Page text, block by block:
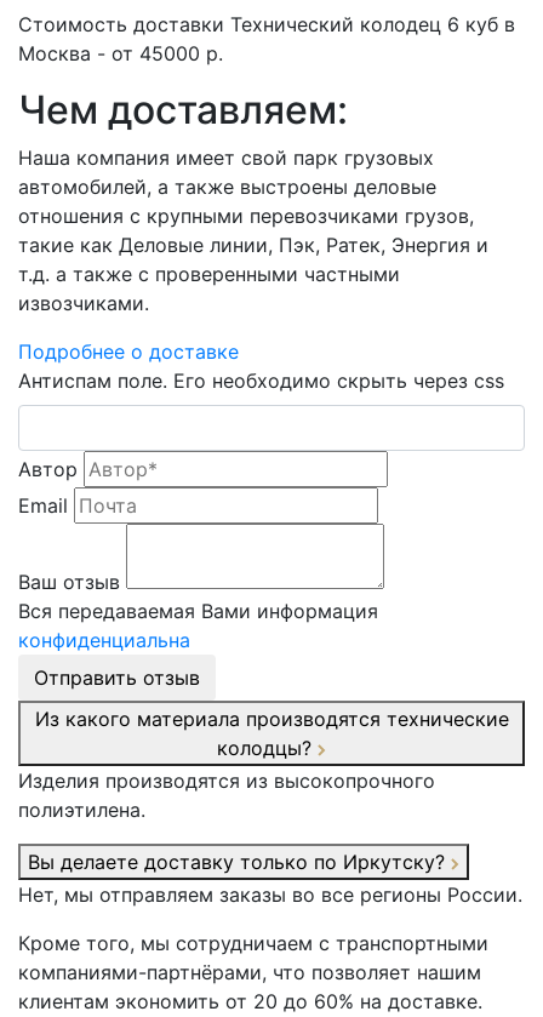
Стоимость доставки Технический колодец 6 куб в
Москва - от 45000 р.
Чем доставляем:
Наша компания имеет свой парк грузовых
автомобилей, а также выстроены деловые
отношения с крупными перевозчиками грузов,
такие как Деловые линии, Пэк, Ратек, Энергия и
т.д. а также с проверенными частными
извозчиками.
Подробнее о доставке
Антиспам поле. Его необходимо скрыть через css
Автор
Email
Ваш отзыв
Вся передаваемая Вами информация
конфиденциальна
Отправить отзыв
Из какого материала производятся технические
колодцы?
Изделия производятся из высокопрочного
полиэтилена.
Вы делаете доставку только по Иркутску?
Нет, мы отправляем заказы во все регионы России.
Кроме того, мы сотрудничаем с транспортными
компаниями-партнёрами, что позволяет нашим
клиентам экономить от 20 до 60% на доставке.